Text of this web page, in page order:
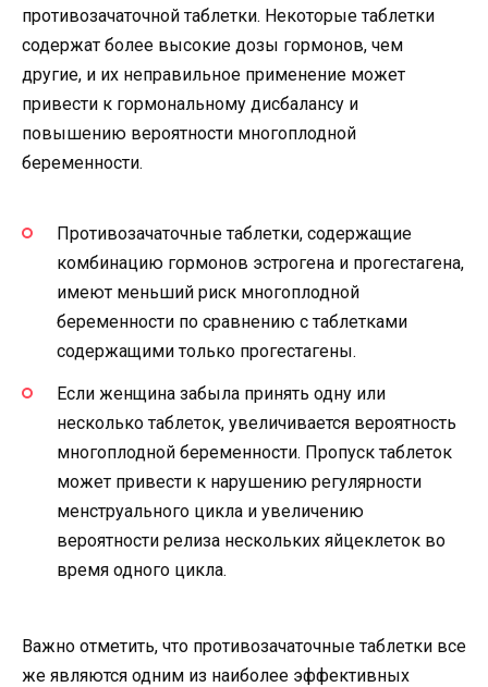
противозачаточной таблетки. Некоторые таблетки
содержат более высокие дозы гормонов, чем
другие, и их неправильное применение может
привести к гормональному дисбалансу и
повышению вероятности многоплодной
беременности.
Противозачаточные таблетки, содержащие
комбинацию гормонов эстрогена и прогестагена,
имеют меньший риск многоплодной
беременности по сравнению с таблетками
содержащими только прогестагены.
Если женщина забыла принять одну или
несколько таблеток, увеличивается вероятность
многоплодной беременности. Пропуск таблеток
может привести к нарушению регулярности
менструального цикла и увеличению
вероятности релиза нескольких яйцеклеток во
время одного цикла.
Важно отметить, что противозачаточные таблетки все
же являются одним из наиболее эффективных